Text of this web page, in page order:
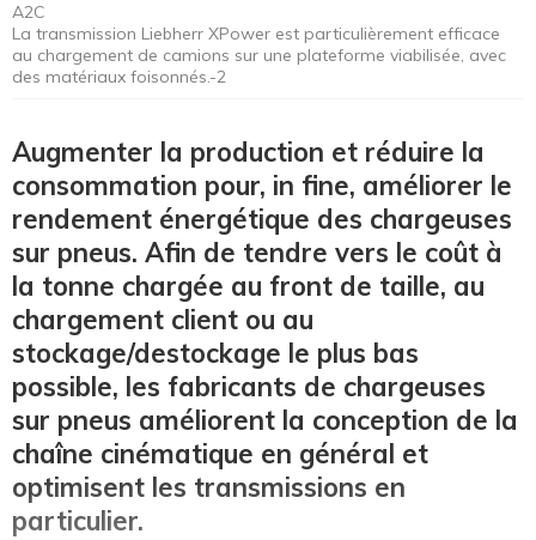
A2C
La transmission Liebherr XPower est particulièrement efficace
au chargement de camions sur une plateforme viabilisée, avec
des matériaux foisonnés.-2
Augmenter la production et réduire la
consommation pour, in fine, améliorer le
rendement énergétique des chargeuses
sur pneus. Afin de tendre vers le coût à
la tonne chargée au front de taille, au
chargement client ou au
stockage/destockage le plus bas
possible, les fabricants de chargeuses
sur pneus améliorent la conception de la
chaîne cinématique en général et
optimisent les transmissions en
particulier.